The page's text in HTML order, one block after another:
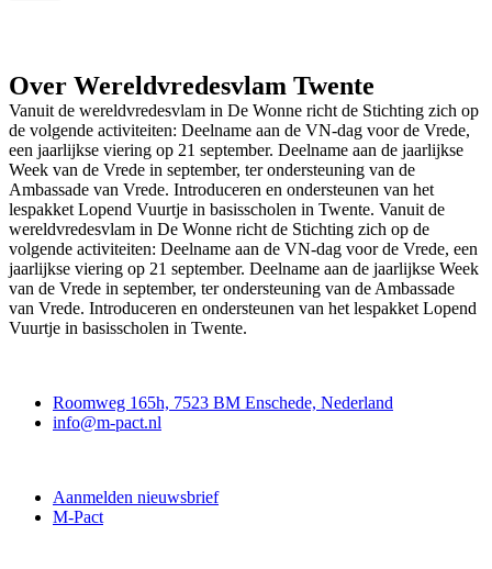
Over Wereldvredesvlam Twente
Vanuit de wereldvredesvlam in De Wonne richt de Stichting zich op
de volgende activiteiten: Deelname aan de VN-dag voor de Vrede,
een jaarlijkse viering op 21 september. Deelname aan de jaarlijkse
Week van de Vrede in september, ter ondersteuning van de
Ambassade van Vrede. Introduceren en ondersteunen van het
lespakket Lopend Vuurtje in basisscholen in Twente. Vanuit de
wereldvredesvlam in De Wonne richt de Stichting zich op de
volgende activiteiten: Deelname aan de VN-dag voor de Vrede, een
jaarlijkse viering op 21 september. Deelname aan de jaarlijkse Week
van de Vrede in september, ter ondersteuning van de Ambassade
van Vrede. Introduceren en ondersteunen van het lespakket Lopend
Vuurtje in basisscholen in Twente.
Roomweg 165h, 7523 BM Enschede, Nederland
info@m-pact.nl
Aanmelden nieuwsbrief
M-Pact